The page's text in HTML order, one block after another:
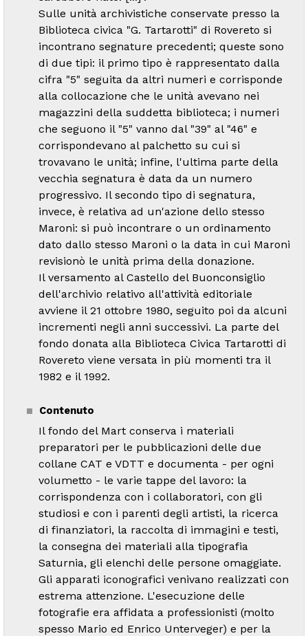
Sulle unità archivistiche conservate presso la
Biblioteca civica "G. Tartarotti" di Rovereto si
incontrano segnature precedenti; queste sono
di due tipi: il primo tipo è rappresentato dalla
cifra "5" seguita da altri numeri e corrisponde
alla collocazione che le unità avevano nei
magazzini della suddetta biblioteca; i numeri
che seguono il "5" vanno dal "39" al "46" e
corrispondevano al palchetto su cui si
trovavano le unità; infine, l'ultima parte della
vecchia segnatura è data da un numero
progressivo. Il secondo tipo di segnatura,
invece, è relativa ad un'azione dello stesso
Maroni: si può incontrare o un ordinamento
dato dallo stesso Maroni o la data in cui Maroni
revisionò le unità prima della donazione.
Il versamento al Castello del Buonconsiglio
dell'archivio relativo all'attività editoriale
avviene il 21 ottobre 1980, seguito poi da alcuni
incrementi negli anni successivi. La parte del
fondo donata alla Biblioteca Civica Tartarotti di
Rovereto viene versata in più momenti tra il
1982 e il 1992.
Contenuto
Il fondo del Mart conserva i materiali
preparatori per le pubblicazioni delle due
collane CAT e VDTT e documenta - per ogni
volumetto - le varie tappe del lavoro: la
corrispondenza con i collaboratori, con gli
studiosi e con i parenti degli artisti, la ricerca
di finanziatori, la raccolta di immagini e testi,
la consegna dei materiali alla tipografia
Saturnia, gli elenchi delle persone omaggiate.
Gli apparati iconografici venivano realizzati con
estrema attenzione. L'esecuzione delle
fotografie era affidata a professionisti (molto
spesso Mario ed Enrico Unterveger) e per la